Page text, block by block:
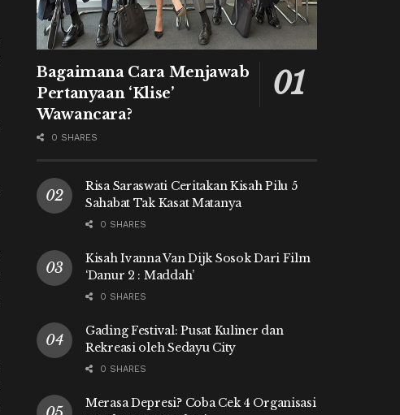
Bagaimana Cara Menjawab
Pertanyaan ‘Klise’
Wawancara?
0 SHARES
Risa Saraswati Ceritakan Kisah Pilu 5
Sahabat Tak Kasat Matanya
0 SHARES
Kisah Ivanna Van Dijk Sosok Dari Film
‘Danur 2 : Maddah’
0 SHARES
Gading Festival: Pusat Kuliner dan
Rekreasi oleh Sedayu City
0 SHARES
Merasa Depresi? Coba Cek 4 Organisasi